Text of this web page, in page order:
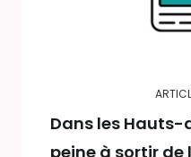
Dans les
peine à sortir de